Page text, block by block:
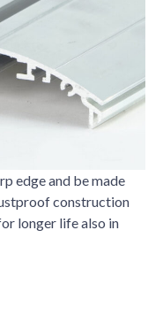
edge and be made
construction
longer life also in